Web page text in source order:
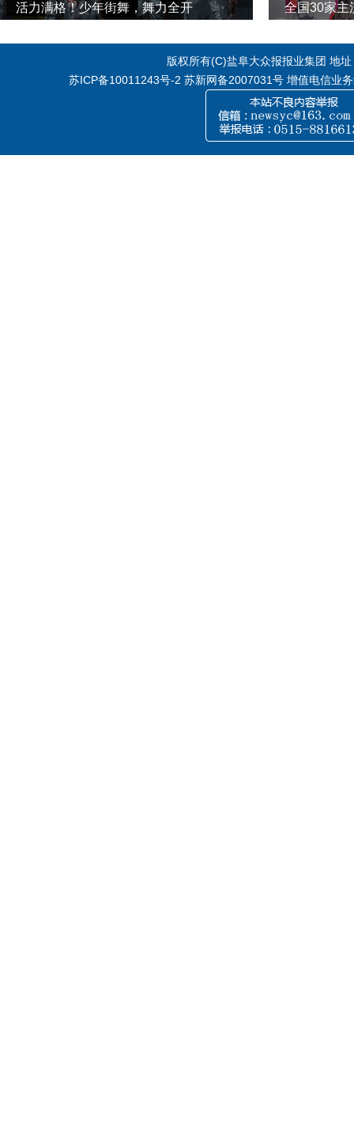
活力满格！少年街舞，舞力全开 全国30家主
版权所有(C)盐阜大众报报业集团 地
苏ICP备10011243号-2 苏新网备2007031号 增值电信业